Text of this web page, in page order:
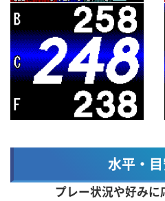
水平・
プレー状況や好み